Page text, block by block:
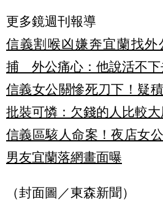
更多鏡週刊報導
信義割喉凶嫌奔宜蘭找外
捕 外公痛心：他說活不下
信義女公關慘死刀下！疑
批裝可憐：欠錢的人比較大
信義區駭人命案！夜店女
男友宜蘭落網畫面曝
（封面圖／東森新聞）